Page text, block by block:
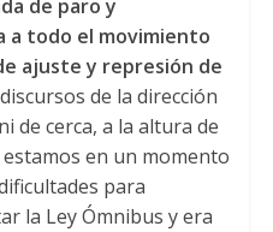
de paro y
a todo el movimiento
ajuste y represión de
de la dirección
de cerca, a la altura de
en un momento
para
la Ley Ómnibus y era